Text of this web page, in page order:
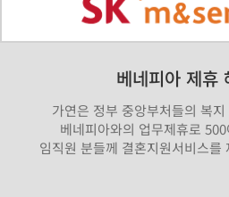
베네피아 제휴
가연은 정부 중앙부처들의 복
베네피아와의 업무제휴로
임직원 분들께 결혼지원서비스를